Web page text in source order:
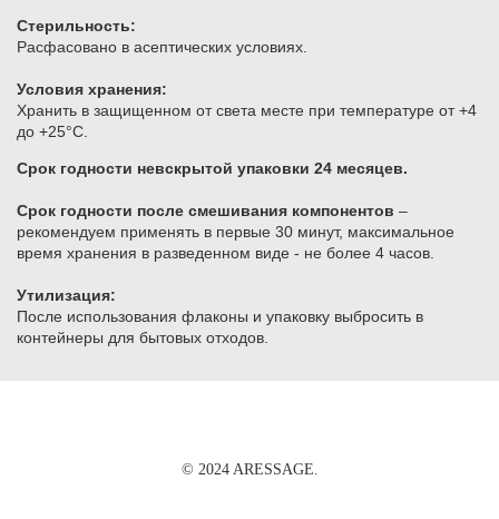
Стерильность:
Расфасовано в асептических условиях.
Условия хранения:
​Хранить в защищенном от света месте при температуре от +4
до +25°С.
Срок годности невскрытой упаковки 24 месяцев.
Срок годности после смешивания компонентов –
рекомендуем применять в первые 30 минут, максимальное
время хранения в разведенном виде - не более 4 часов.
Утилизация:
После использования флаконы и упаковку выбросить в
контейнеры для бытовых отходов.
© 2024 ARESSAGE.